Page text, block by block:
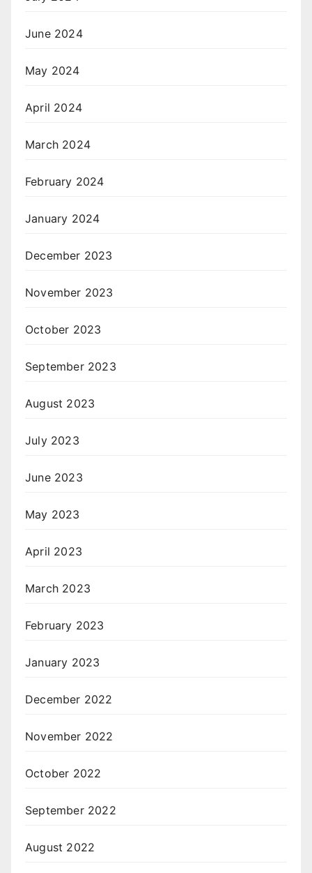
June 2024
May 2024
April 2024
March 2024
February 2024
January 2024
December 2023
November 2023
October 2023
September 2023
August 2023
July 2023
June 2023
May 2023
April 2023
March 2023
February 2023
January 2023
December 2022
November 2022
October 2022
September 2022
August 2022